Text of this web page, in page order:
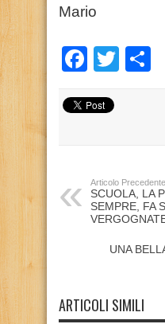
Mario
Articolo Precedente
SCUOLA, LA
SEMPRE, FA
UNA
ARTICOLI SIMILI